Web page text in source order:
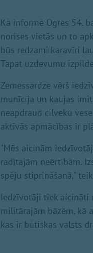
Kā informē Ogres 54.
norises vietās un to
būs redzami karavīri
Tāpat uzdevumu
Zemessardze vērš
munīcija un kaujas
neapdraud cilvēku
aktīvās apmācības ir
"Mēs aicinām
radītajām neērtībām.
spēju stiprināšanā,"
Iedzīvotāji tiek aicināti
militārajām bāzēm, kā
kas ir būtiskas valsts